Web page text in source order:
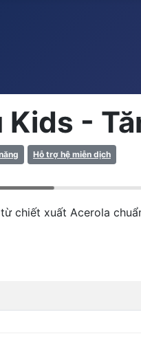
Kids -
Hỗ trợ hệ miễn dịch
xuất Acerola chuẩn